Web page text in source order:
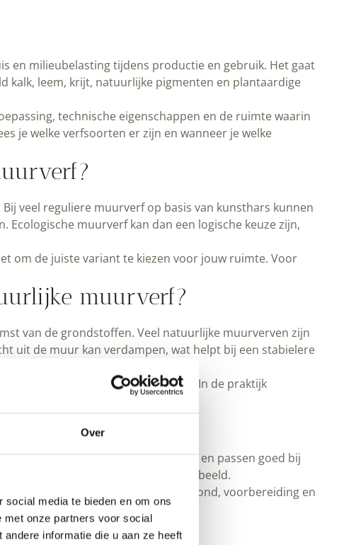
Over
media te bieden en om ons
onze partners voor social
informatie die u aan ze heeft
en milieubelasting tijdens productie en gebruik. Het gaat
kalk, leem, krijt, natuurlijke pigmenten en plantaardige
technische eigenschappen en de ruimte waarin
je welke verfsoorten er zijn en wanneer je welke
veel reguliere muurverf op basis van kunsthars kunnen
muurverf kan dan een logische keuze zijn,
om de juiste variant te kiezen voor jouw ruimte. Voor
muurverf?
van de grondstoffen. Veel natuurlijke muurverven zijn
uit de muur kan verdampen, wat helpt bij een stabielere
door synthetische bindmiddelen. In de praktijk
Kalksystemen zijn vaak dampopen en passen goed bij
in plaats van een volledig vlak latexbeeld.
vind je ook meer uitleg over ondergrond, voorbereiding en